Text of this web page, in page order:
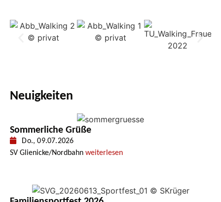
Neuigkeiten
Sommerliche Grüße
Do., 09.07.2026
SV Glienicke/Nordbahn weiterlesen